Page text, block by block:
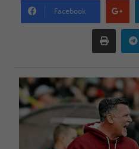
Facebook
Print